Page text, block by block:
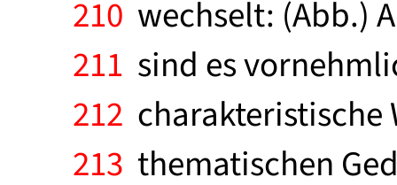
210 wechselt: (Abb.)
211 sind es
212 charakteristische
213 thematischen